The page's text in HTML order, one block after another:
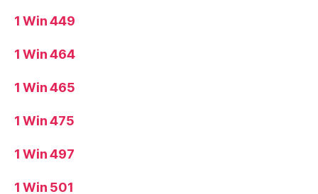
1 Win 449
1 Win 464
1 Win 465
1 Win 475
1 Win 497
1 Win 501